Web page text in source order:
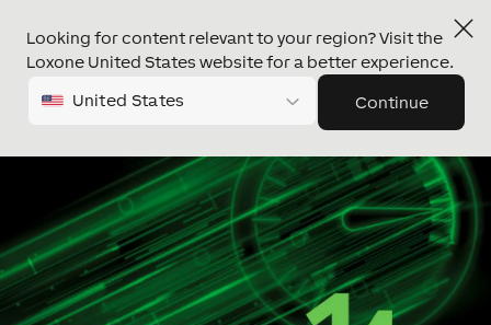
Looking for content relevant to your region? Visit the
Loxone United States website for a better experience.
United States Continue